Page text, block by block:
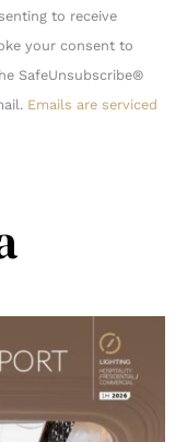
to receive
your consent to
SafeUnsubscribe®
Emails are serviced